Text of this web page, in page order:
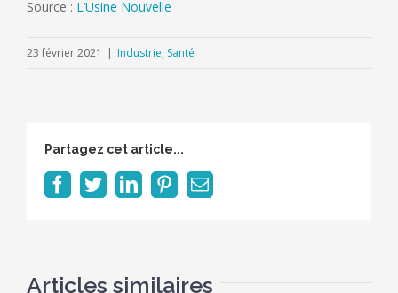
Source : L’Usine Nouvelle
23 février 2021 | Industrie, Santé
Partagez cet article...
Facebook
TwitterLinkedInPinterest
Email
Articles similaires